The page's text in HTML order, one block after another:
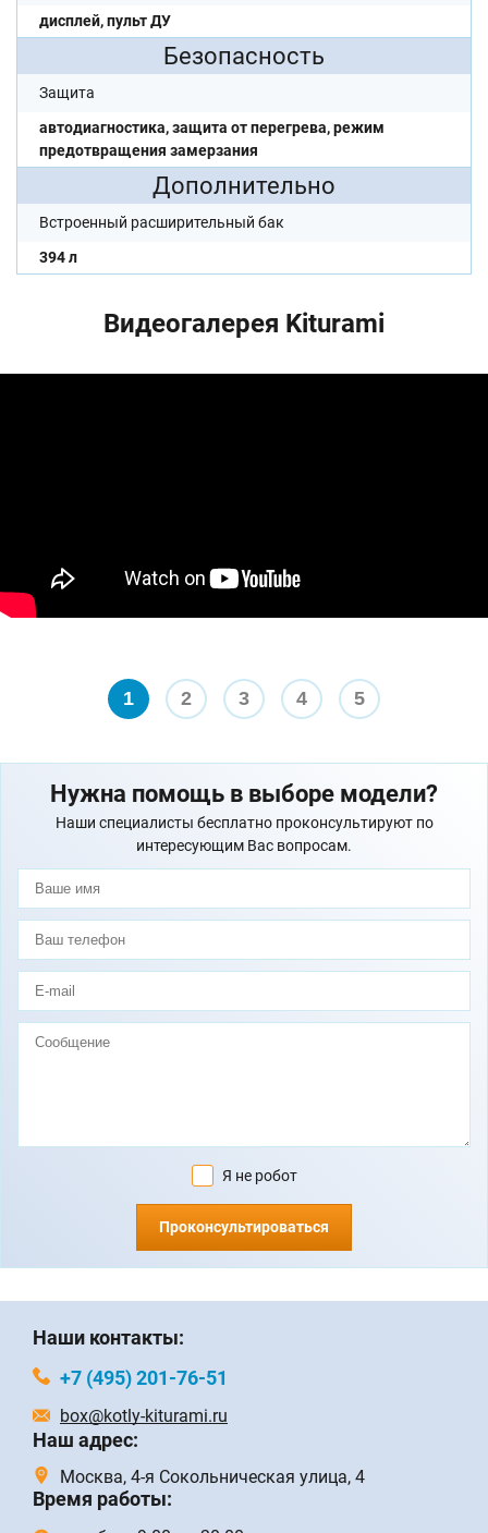
дисплей, пульт ДУ
Безопасность
Защита
автодиагностика, защита от перегрева, режим
предотвращения замерзания
Дополнительно
Встроенный расширительный бак
394 л
Видеогалерея Kiturami
1 2 3 4 5
Нужна помощь в выборе модели?
Наши специалисты бесплатно проконсультируют по
интересующим Вас вопросам.
Я не робот
Проконсультироваться
Наши контакты:
+7 (495) 201-76-51
box@kotly-kiturami.ru
Наш адрес:
Москва, 4-я Сокольническая улица, 4
Время работы: